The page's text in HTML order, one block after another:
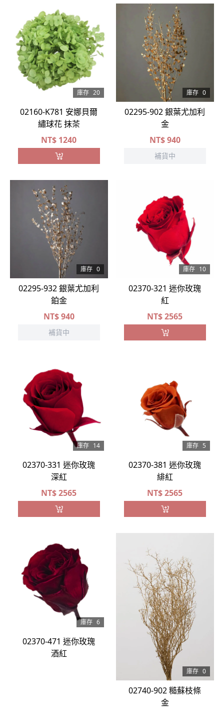
庫存 20
02160-K781 安娜貝爾
繡球花 抹茶
NT$ 1240
庫存 0
02295-902 銀葉尤加利
金
NT$940
補貨中
庫存 0
02295-932 銀葉尤加利
鉑金
NT$940
補貨中
庫存 10
02370-321 迷你玫瑰
紅
NT$2565
庫存 14
02370-331 迷你玫瑰
深紅
NT$2565
庫存 5
02370-381 迷你玫瑰
緋紅
NT$2565
庫存 6
02370-471 迷你玫瑰
酒紅
庫存 0
02740-902 糙蘇枝條
金